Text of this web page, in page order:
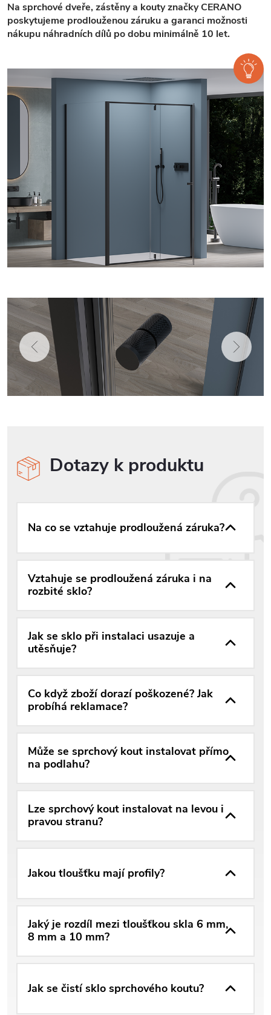
Na sprchové dveře, zástěny a kouty značky CERANO
poskytujeme prodlouženou záruku a garanci možnosti
nákupu náhradních dílů po dobu minimálně 10 let.
Dotazy k produktu
Na co se vztahuje prodloužená záruka?
Vztahuje se prodloužená záruka i na
rozbité sklo?
Jak se sklo při instalaci usazuje a
utěsňuje?
Co když zboží dorazí poškozené? Jak
probíhá reklamace?
Může se sprchový kout instalovat přímo
na podlahu?
Lze sprchový kout instalovat na levou i
pravou stranu?
Jakou tloušťku mají profily?
Jaký je rozdíl mezi tloušťkou skla 6 mm,
8 mm a 10 mm?
Jak se čistí sklo sprchového koutu?